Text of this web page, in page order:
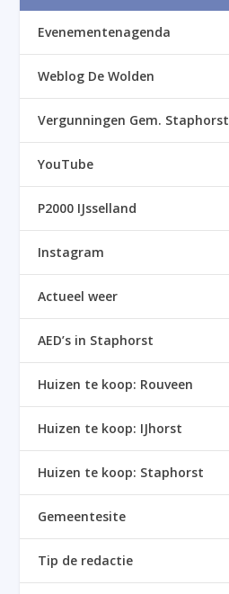
Evenementenagenda
Weblog De Wolden
Vergunningen Gem. Staphorst
YouTube
P2000 IJsselland
Instagram
Actueel weer
AED’s in Staphorst
Huizen te koop: Rouveen
Huizen te koop: IJhorst
Huizen te koop: Staphorst
Gemeentesite
Tip de redactie